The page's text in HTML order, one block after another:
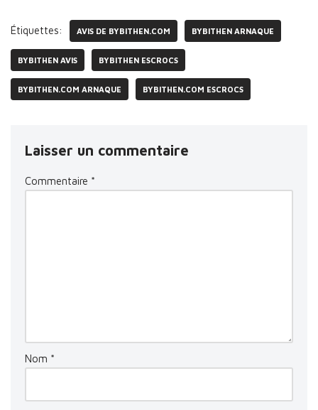
Étiquettes: AVIS DE BYBITHEN.COM BYBITHEN ARNAQUE
BYBITHEN AVIS BYBITHEN ESCROCS
BYBITHEN.COM ARNAQUE BYBITHEN.COM ESCROCS
Laisser un commentaire
Commentaire *
Nom *